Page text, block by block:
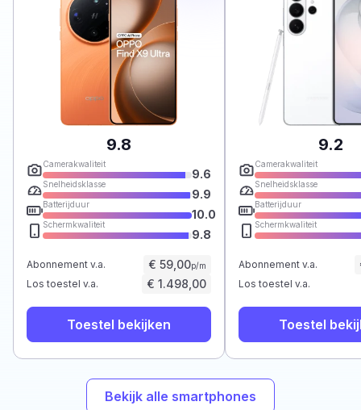
9.8
Camerakwaliteit
9.6
Snelheidsklasse
9.9
Batterijduur
10.0
Schermkwaliteit
9.8
Abonnement v.a. € 59,00p/m
Los toestel v.a. € 1.498,00
Toestel bekijken
9.2
Camerakwaliteit
Snelheidsklasse
Batterijduur
Schermkwaliteit
Abonnement v.a.
Los toestel v.a.
Toestel
Bekijk alle smartphones